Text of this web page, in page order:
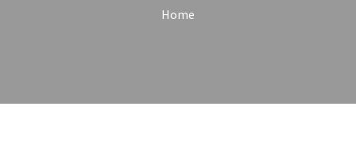
Home